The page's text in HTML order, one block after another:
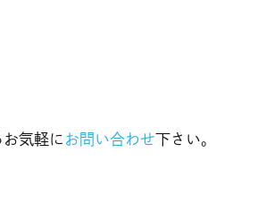
気軽に お問い合わせ下さい。